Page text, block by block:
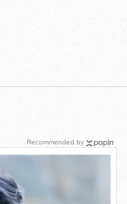
Recommended by